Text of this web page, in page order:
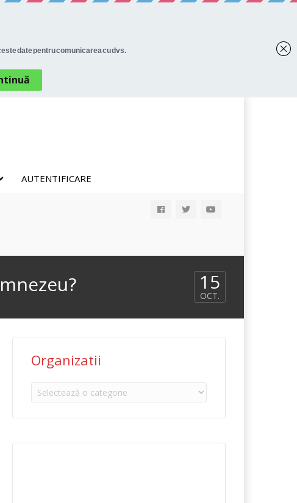
AUTENTIFICARE
15
OCT.
Organizatii
Organizatii